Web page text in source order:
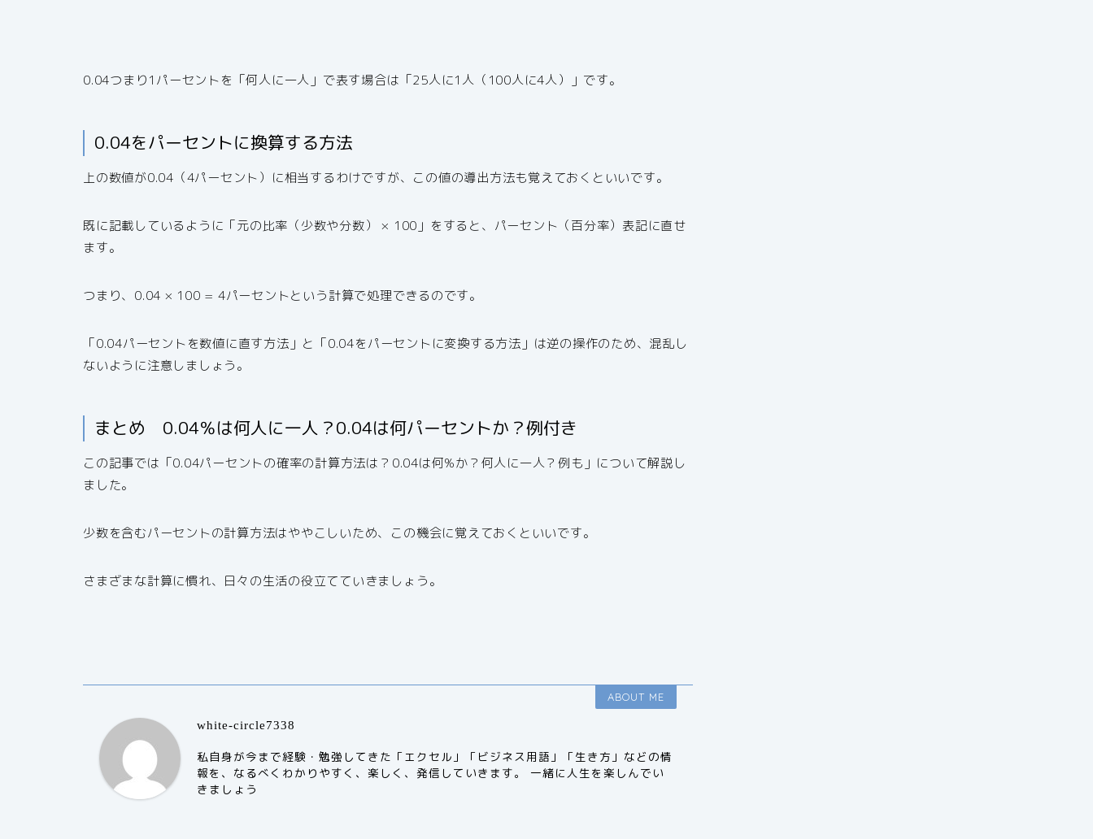
0.04つまり1パーセントを「何人に一人」で表す場合は「25人に1人（100人に4人）」です。
0.04をパーセントに換算する方法
上の数値が0.04（4パーセント）に相当するわけですが、この値の導出方法も覚えておくといいです。
既に記載しているように「元の比率（少数や分数） × 100」をすると、パーセント（百分率）表記に直せ
ます。
つまり、0.04 × 100 = 4パーセントという計算で処理できるのです。
「0.04パーセントを数値に直す方法」と「0.04をパーセントに変換する方法」は逆の操作のため、混乱し
ないように注意しましょう。
まとめ 0.04％は何人に一人？0.04は何パーセントか？例付き
この記事では「0.04パーセントの確率の計算方法は？0.04は何%か？何人に一人？例も」について解説し
ました。
少数を含むパーセントの計算方法はややこしいため、この機会に覚えておくといいです。
さまざまな計算に慣れ、日々の生活の役立てていきましょう。
ABOUT ME
white-circle7338
私自身が今まで経験・勉強してきた「エクセル」「ビジネス用語」「生き方」などの情
報を、なるべくわかりやすく、楽しく、発信していきます。 一緒に人生を楽しんでい
きましょう